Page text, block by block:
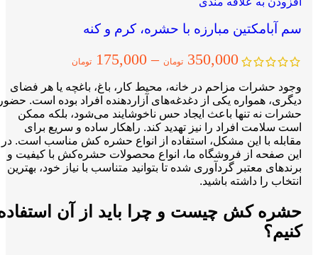
سم آبامکتین مبارزه با حشره، کرم و کنه
350,000 تومان –
175,000 تومان
وجود حشرات مزاحم در خانه، محیط کار، باغ، باغچه یا هر فضای
دیگری، همواره یکی از دغدغه‌های آزاردهنده افراد بوده است.
حشرات نه تنها باعث ایجاد حس ناخوشایند می‌شود، بلکه ممکن
است سلامت افراد را نیز تهدید کند. راهکار ساده و سریع برای
مقابله با این مشکل، استفاده از انواع حشره کش مناسب است. در
این صفحه از فروشگاه ما، انواع محصولات حشره‌کش با کیفیت و
برندهای معتبر گردآوری شده تا بتوانید متناسب با نیاز خود، بهترین
انتخاب را داشته باشید.
حشره کش چیست و چرا باید از آن
کنیم؟